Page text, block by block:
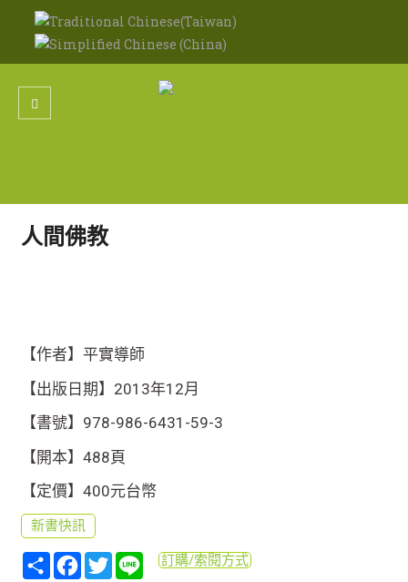
人間佛教
【作者】平實導師
【出版日期】2013年12月
【書號】978-986-6431-59-3
【開本】488頁
【定價】400元台幣
新書快訊
分
享
Facebook
Twitter Line訂購/索閱方式